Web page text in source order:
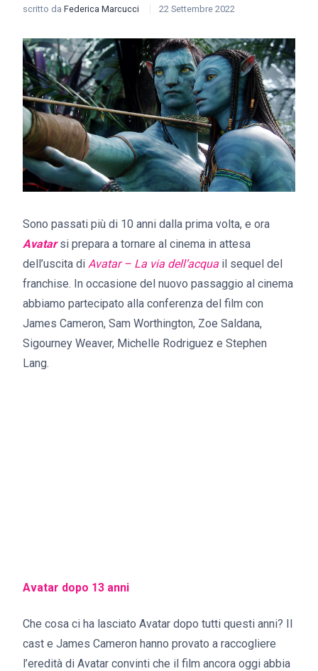
scritto da Federica Marcucci 22 Settembre 2022
Sono passati più di 10 anni dalla prima volta, e ora
Avatarsi prepara a tornare al cinema in attesa
dell’uscita di Avatar – La via dell’acqua il sequel del
franchise. In occasione del nuovo passaggio al cinema
abbiamo partecipato alla conferenza del film con
James Cameron, Sam Worthington, Zoe Saldana,
Sigourney Weaver, Michelle Rodriguez e Stephen
Lang.
Avatar dopo 13 anni
Che cosa ci ha lasciato Avatar dopo tutti questi anni? Il
cast e James Cameron hanno provato a raccogliere
l’eredità di Avatar convinti che il film ancora oggi abbia